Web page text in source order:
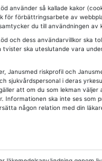
använder så kallade kakor
för förbättringsarbete av
du till användningen av
och dess användarvillkor ska
tvister ska uteslutande vara
Janusmed riskprofil och
sjukvårdspersonal i deras
att om du som lekman
Informationen ska inte ses som
någon relation med din